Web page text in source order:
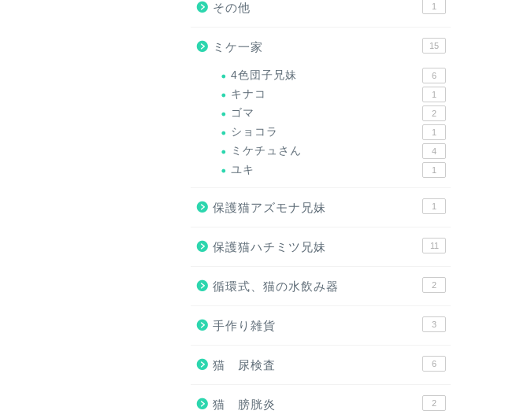
その他 1
ミケ一家 15
4色団子兄妹 6
キナコ 1
ゴマ 2
ショコラ 1
ミケチュさん 4
ユキ 1
保護猫アズモナ兄妹 1
保護猫ハチミツ兄妹 11
循環式、猫の水飲み器 2
手作り雑貨 3
猫 尿検査 6
猫 膀胱炎 2